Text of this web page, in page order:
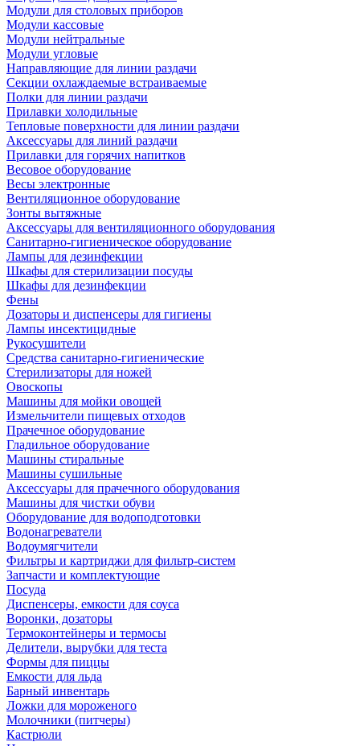
Модули для столовых приборов
Модули кассовые
Модули нейтральные
Модули угловые
Направляющие для линии раздачи
Секции охлаждаемые встраиваемые
Полки для линии раздачи
Прилавки холодильные
Тепловые поверхности для линии раздачи
Аксессуары для линий раздачи
Прилавки для горячих напитков
Весовое оборудование
Весы электронные
Вентиляционное оборудование
Зонты вытяжные
Аксессуары для вентиляционного оборудования
Санитарно-гигиеническое оборудование
Лампы для дезинфекции
Шкафы для стерилизации посуды
Шкафы для дезинфекции
Фены
Дозаторы и диспенсеры для гигиены
Лампы инсектицидные
Рукосушители
Средства санитарно-гигиенические
Стерилизаторы для ножей
Овоскопы
Машины для мойки овощей
Измельчители пищевых отходов
Прачечное оборудование
Гладильное оборудование
Машины стиральные
Машины сушильные
Аксессуары для прачечного оборудования
Машины для чистки обуви
Оборудование для водоподготовки
Водонагреватели
Водоумягчители
Фильтры и картриджи для фильтр-систем
Запчасти и комплектующие
Посуда
Диспенсеры, емкости для соуса
Воронки, дозаторы
Термоконтейнеры и термосы
Делители, вырубки для теста
Формы для пиццы
Емкости для льда
Барный инвентарь
Ложки для мороженого
Молочники (питчеры)
Кастрюли